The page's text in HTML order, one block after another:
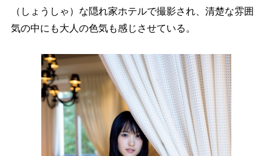
（しょうしゃ）な隠れ家ホテルで撮影され、清楚な雰囲
気の中にも大人の色気も感じさせている。